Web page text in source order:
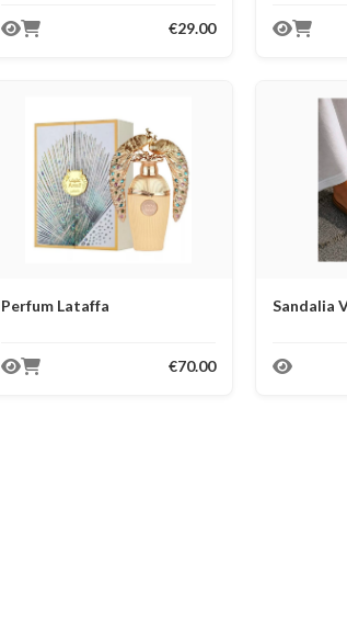
€29.00
Perfum Lataffa
€70.00
Sandalia